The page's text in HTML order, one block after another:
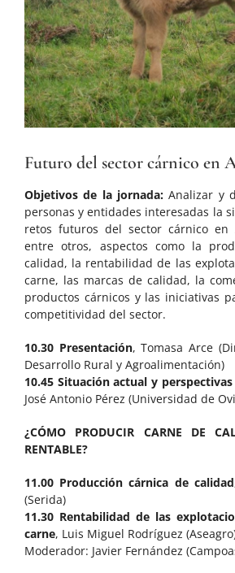
Futuro del sector cárnico en
Objetivos de la jornada:Analizar y
personas y entidades interesadas la
retos futuros del sector cárnico en
entre otros, aspectos como la
calidad, la rentabilidad de las
carne, las marcas de calidad, la
productos cárnicos y las iniciativas
competitividad del sector.
10.30 Presentación, Tomasa Arce
Desarrollo Rural y Agroalimentación)
10.45 Situación actual y
José Antonio Pérez (Universidad de
¿CÓMO PRODUCIR CARNE DE
RENTABLE?
11.00 Producción cárnica de calidad
(Serida)
11.30 Rentabilidad de las
carne, Luis Miguel Rodríguez
Moderador: Javier Fernández